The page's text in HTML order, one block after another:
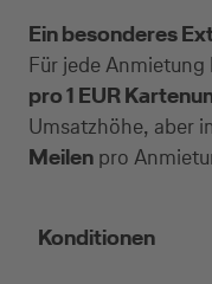
Ein besonderes
Für jede
pro 1 EUR
Umsatzhöhe, aber
Meilen pro
Konditionen